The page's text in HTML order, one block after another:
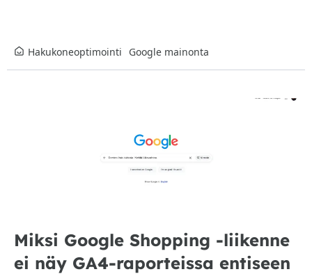
Hakukoneoptimointi Google mainonta
Miksi Google Shopping -liikenne
ei näy GA4-raporteissa entiseen